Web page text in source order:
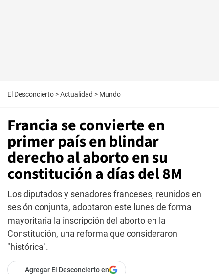
El Desconcierto >Actualidad > Mundo
Francia se convierte en
primer país en blindar
derecho al aborto en su
constitución a días del 8M
Los diputados y senadores franceses, reunidos en
sesión conjunta, adoptaron este lunes de forma
mayoritaria la inscripción del aborto en la
Constitución, una reforma que consideraron
"histórica".
Agregar El Desconcierto en